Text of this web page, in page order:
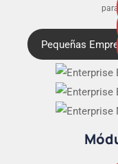
Pequeñas